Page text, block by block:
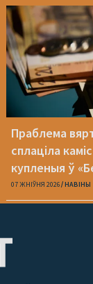
Праблема
сплаціла
купленыя ў
07 ЖНІЎНЯ 2026 НАВІНЫ